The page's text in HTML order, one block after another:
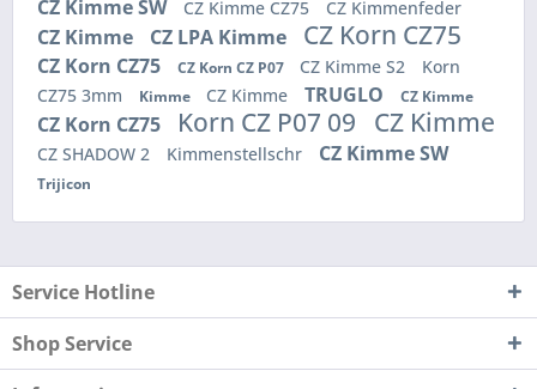
CZ Kimme SW CZ Kimme CZ75 CZ Kimmenfeder
CZ Kimme CZ LPA Kimme CZ Korn CZ75
CZ Korn CZ75 CZ Korn CZ P07 CZ Kimme S2
Korn
CZ75 3mm
Kimme CZ Kimme TRUGLO CZ Kimme
CZ Korn CZ75 Korn CZ P07 09 CZ Kimme
CZ SHADOW 2 Kimmenstellschr CZ Kimme SW
Trijicon
Service Hotline
Shop Service